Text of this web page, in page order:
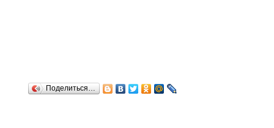
Поделиться…